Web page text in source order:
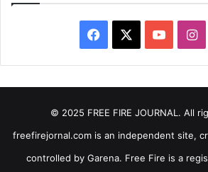
Facebook
© 2025 FREE FIRE JOURNAL. All
freefirejornal.com is an independent site,
controlled by Garena. Free Fire is a